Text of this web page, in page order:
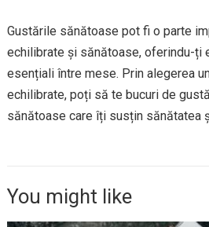
Gustările sănătoase pot fi o parte
echilibrate și sănătoase, oferindu-ți
esențiali între mese. Prin alegerea
echilibrate, poți să te bucuri de
sănătoase care îți susțin sănătatea
You might like